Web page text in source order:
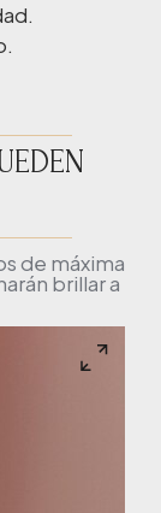
de máxima
brillar a